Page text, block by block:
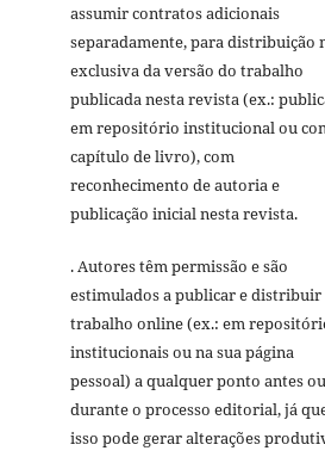
assumir contratos adicionais
separadamente, para distribuição
exclusiva da versão do trabalho
publicada nesta revista (ex.:
em repositório institucional ou
capítulo de livro), com
reconhecimento de autoria e
publicação inicial nesta revista.
. Autores têm permissão e são
estimulados a publicar e distribuir
trabalho online (ex.: em
institucionais ou na sua página
pessoal) a qualquer ponto antes ou
durante o processo editorial, já
isso pode gerar alterações